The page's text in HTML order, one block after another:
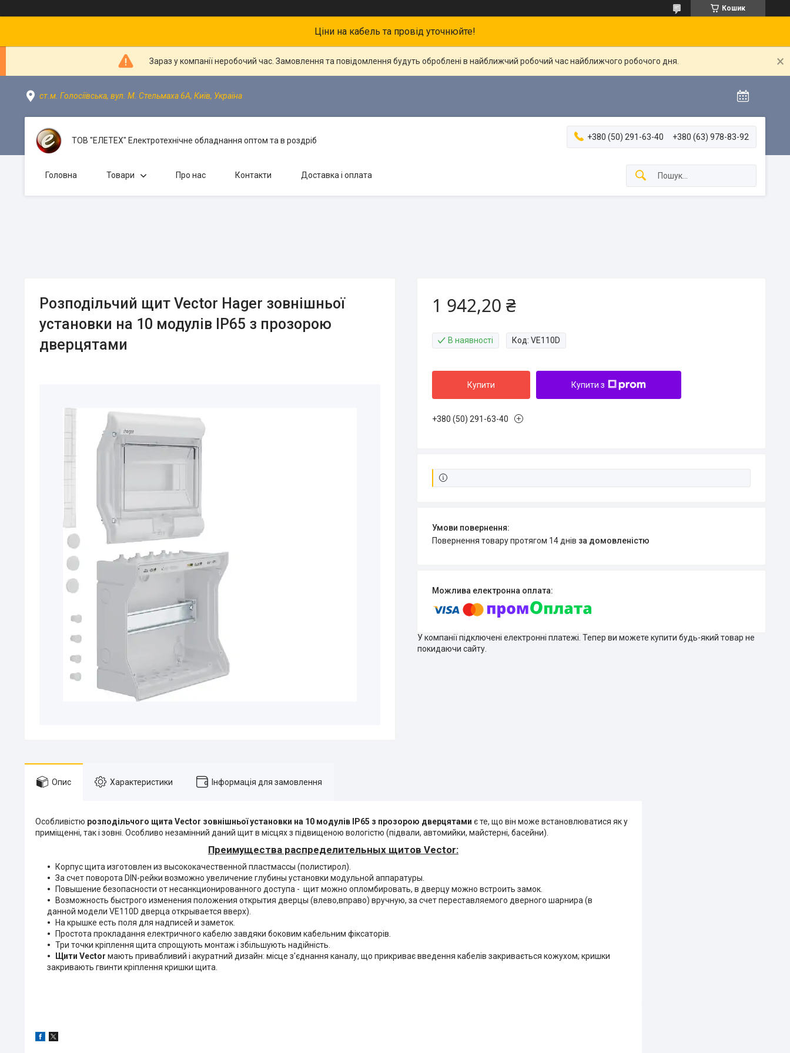
Кошик
Ціни на кабель та провід уточнюйте!
Зараз у компанії неробочий час. Замовлення та повідомлення будуть оброблені в найближчий робочий час найближчого робочого дня.
ст.м. Голосіївська, вул. М. Стельмаха 6А, Київ, Україна
ТОВ "ЕЛЕТЕХ" Електротехнічне обладнання оптом та в роздріб +380 (50) 291-63-40 +380 (63) 978-83-92
Головна Товари Про нас Контакти Доставка і оплата
Розподільчий щит Vector Hager зовнішньої
установки на 10 модулів IP65 з прозорою
дверцятами
1 942,20 ₴
В наявності Код: VE110D
Купити Купити з
+380 (50) 291-63-40
повернення товару протягом 14 днів за домовленістю
У компанії підключені електронні платежі. Тепер ви можете купити будь-який товар не
покидаючи сайту.
Опис Характеристики Інформація для замовлення
Особливістю розподільчого щита Vector зовнішньої установки на 10 модулів IP65 з прозорою дверцятами є те, що він може встановлюватися як у
приміщенні, так і зовні. Особливо незамінний даний щит в місцях з підвищеною вологістю (підвали, автомийки, майстерні, басейни).
Преимущества распределительных щитов Vector:
Корпус щита изготовлен из высококачественной пластмассы (полистирол).
За счет поворота DIN-рейки возможно увеличение глубины установки модульной аппаратуры.
Повышение безопасности от несанкционированного доступа - щит можно опломбировать, в дверцу можно встроить замок.
Возможность быстрого изменения положения открытия дверцы (влево,вправо) вручную, за счет переставляемого дверного шарнира (в
данной модели VE110D дверца открывается вверх).
На крышке есть поля для надписей и заметок.
Простота прокладання електричного кабелю завдяки боковим кабельним фіксаторів.
Три точки кріплення щита спрощують монтаж і збільшують надійність.
Щити Vector мають привабливий і акуратний дизайн: місце з'єднання каналу, що прикриває введення кабелів закривається кожухом; кришки
закривають гвинти кріплення кришки щита.